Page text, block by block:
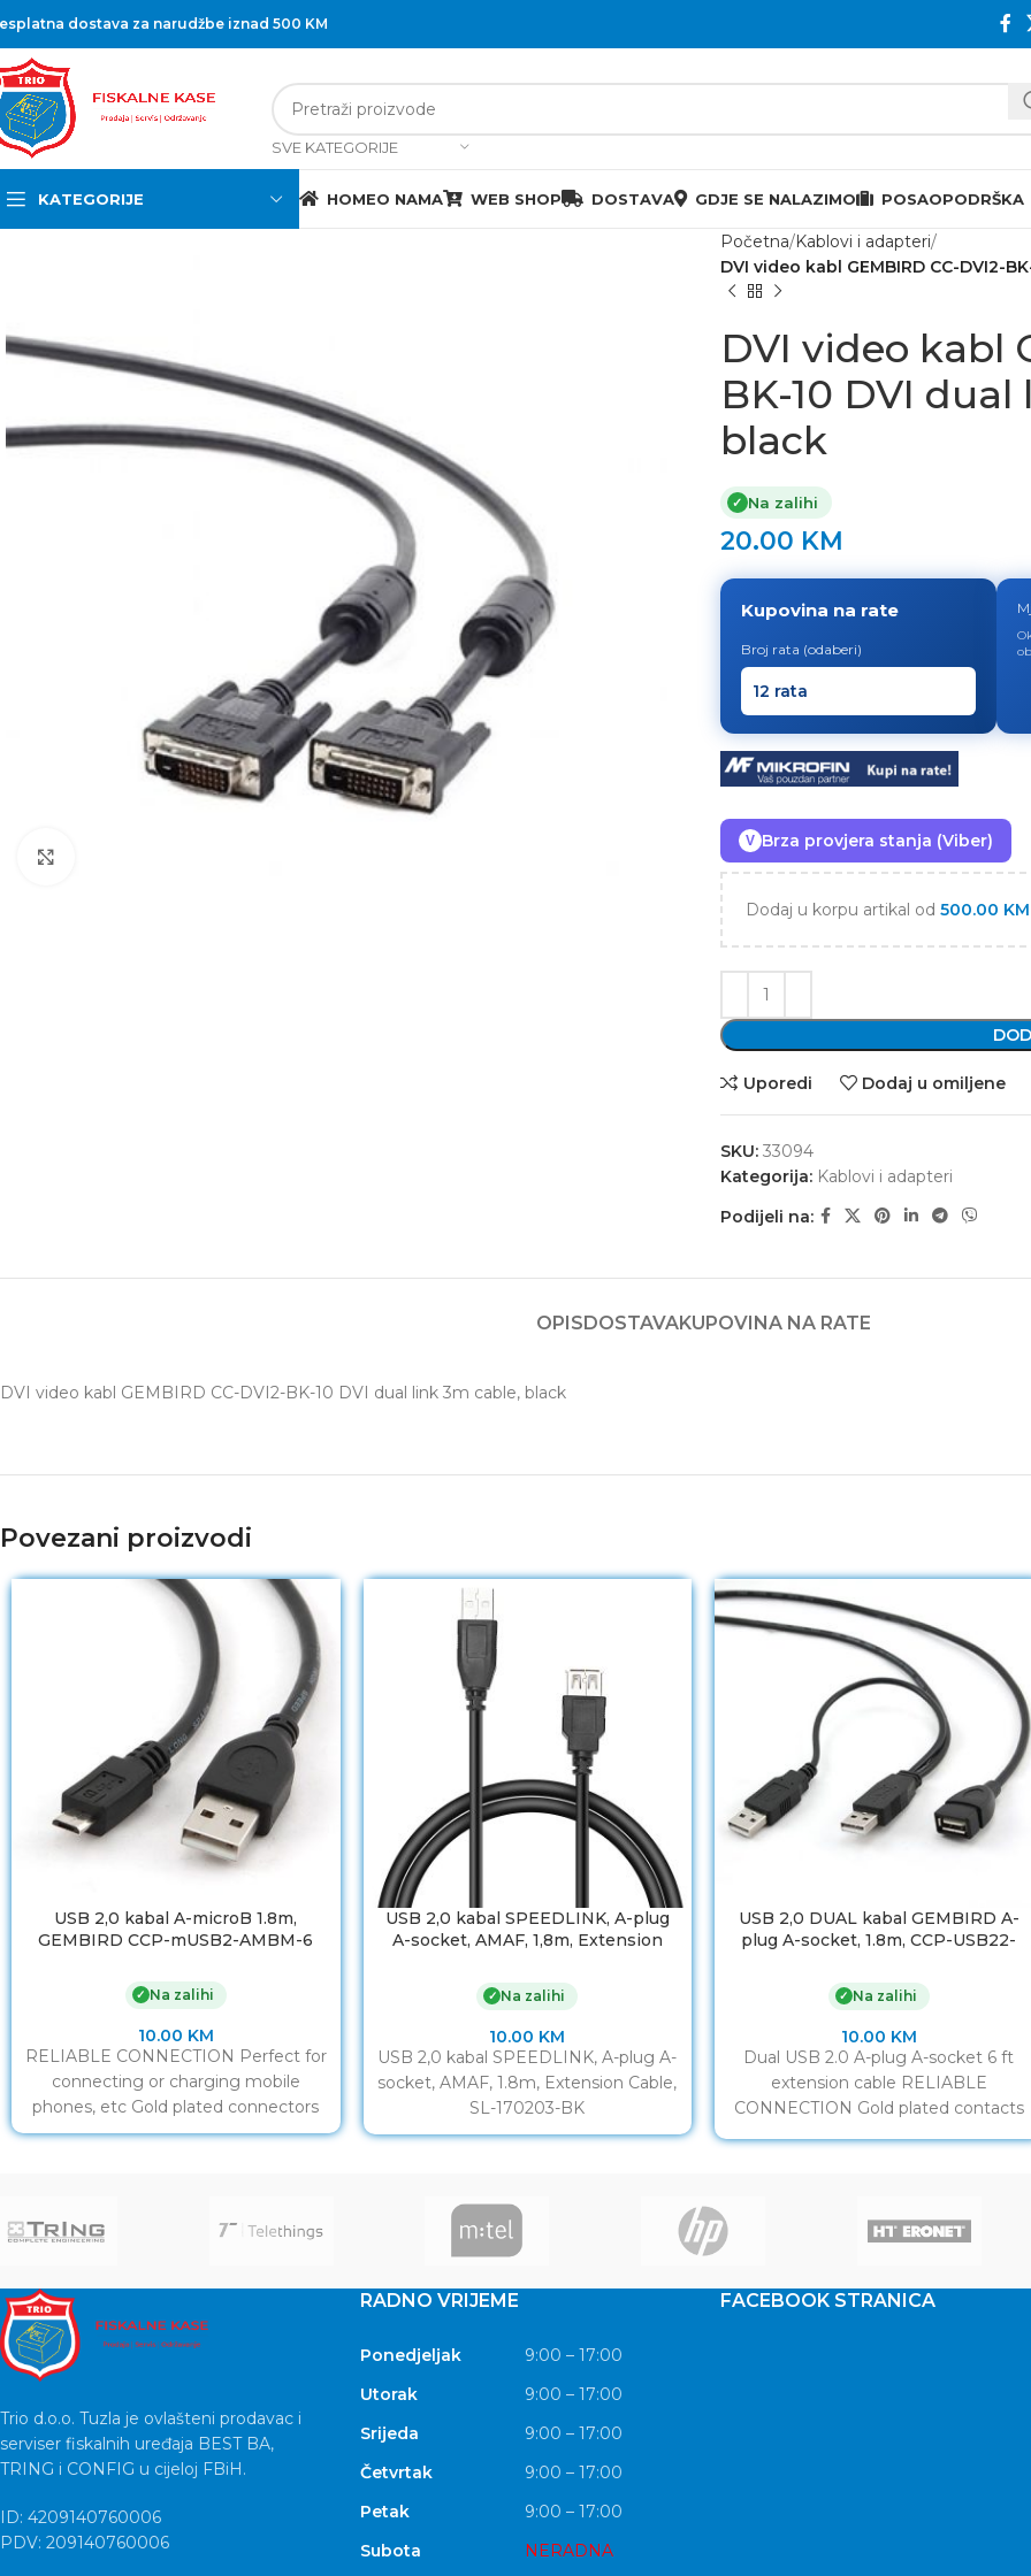
dostava za narudžbe iznad 500 KM
SVE KATEGORIJE
KATEGORIJE HOMEO NAMA WEB SHOP DOSTAVA GDJE SE NALAZIMO POSAOPODRŠKA
Početna Kablovi i adapteri
DVI video kabl GEMBIRD CC-DVI2-
DVI video kabl
BK-10 DVI
black
✓ Na zalihi
20.00 KM
Kupovina na rate
Broj rata (odaberi)
V Brza provjera stanja (Viber)
Dodaj u korpu artikal od 500.00 KM
Uporedi Dodaj u omiljene
SKU: 33094
Kategorija: Kablovi i adapteri
Podijeli na:
OPISDOSTAVAKUPOVINA NA RATE
DVI video kabl GEMBIRD CC-DVI2-BK-10 DVI dual link 3m cable, black
Povezani proizvodi
USB 2,0 kabal A-microB 1.8m,
GEMBIRD CCP-mUSB2-AMBM-6
✓ Na zalihi
10.00 KM
RELIABLE CONNECTION Perfect for
connecting or charging mobile
phones, etc Gold plated connectors
USB 2,0 kabal SPEEDLINK, A-plug
A-socket, AMAF, 1,8m, Extension
✓ Na zalihi
10.00 KM
USB 2,0 kabal SPEEDLINK, A-plug A-
socket, AMAF, 1.8m, Extension Cable,
SL-170203-BK
USB 2,0 DUAL kabal GEMBIRD A-
plug A-socket, 1.8m, CCP-USB22-
✓ Na zalihi
10.00 KM
Dual USB 2.0 A-plug A-socket 6 ft
extension cable RELIABLE
CONNECTION Gold plated contacts
Trio d.o.o. Tuzla je ovlašteni prodavac i
serviser fiskalnih uređaja BEST BA,
TRING i CONFIG u cijeloj FBiH.
ID: 4209140760006
PDV: 209140760006
RADNO VRIJEME
Ponedjeljak
9:00 – 17:00
Utorak
9:00 – 17:00
Srijeda
9:00 – 17:00
Četvrtak
9:00 – 17:00
Petak
9:00 – 17:00
Subota
NERADNA
FACEBOOK STRANICA